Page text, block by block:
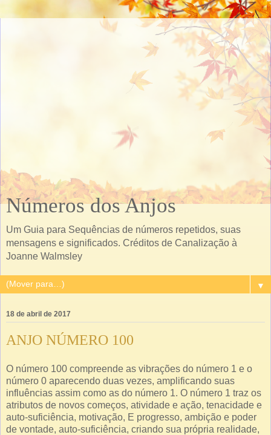
Números dos Anjos
Um Guia para Sequências de números repetidos, suas
mensagens e significados. Créditos de Canalização à
Joanne Walmsley
▼
18 de abril de 2017
ANJO NÚMERO 100
O número 100 compreende as vibrações do número 1 e o
número 0 aparecendo duas vezes, amplificando suas
influências assim como as do número 1. O número 1 traz os
atributos de novos começos, atividade e ação, tenacidade e
auto-suficiência, motivação, E progresso, ambição e poder
de vontade, auto-suficiência, criando sua própria realidade,